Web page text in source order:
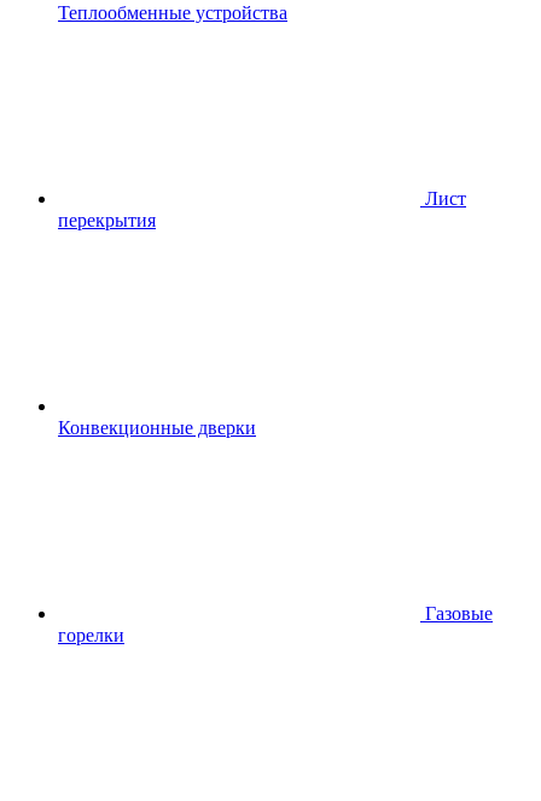
Теплообменные устройства
Лист
перекрытия
Конвекционные дверки
Газовые
горелки